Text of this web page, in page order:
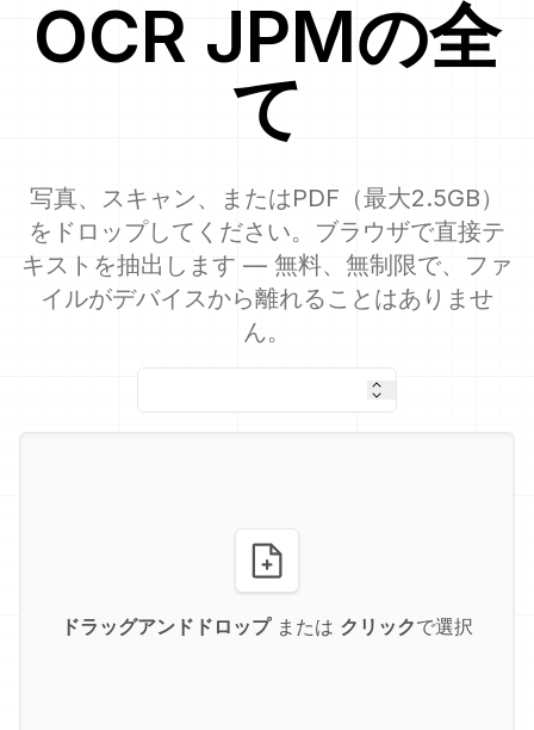
OCR JPMの全
て
写真、スキャン、またはPDF（最大2.5GB）
をドロップしてください。ブラウザで直接テ
キストを抽出します — 無料、無制限で、ファ
イルがデバイスから離れることはありませ
ん。
ドラッグアンドドロップ または クリックで選択